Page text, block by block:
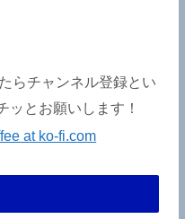
らチャンネル登録とい
ッとお願いします！